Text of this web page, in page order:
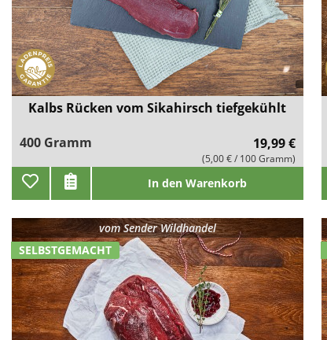
Kalbs Rücken vom Sikahirsch tiefgekühlt
400 Gramm
19,99 €
(5,00 € / 100 Gramm)
In den Warenkorb
SELBSTGEMACHT
vomSender Wildhandel